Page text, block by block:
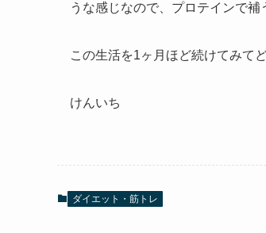
うな感じなので、プロテインで補
この生活を1ヶ月ほど続けてみて
けんいち
ダイエット・筋トレ